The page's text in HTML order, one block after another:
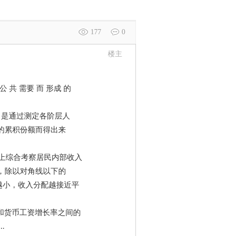
177 0
楼主
共 需要 而 形成 的
通过测定各阶层人
累积份额而得出来
综合考察居民内部收入
以对角线以下的
，收入分配越接近平
币工资增长率之间的